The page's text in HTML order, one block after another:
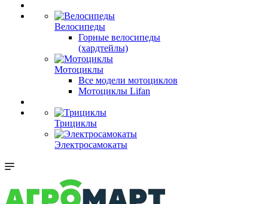
Велосипеды
Горные велосипеды
(хардтейлы)
Мотоциклы
Все модели мотоциклов
Мотоциклы Lifan
Трициклы
Электросамокаты